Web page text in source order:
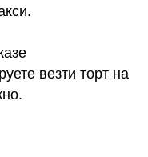
везти торт на